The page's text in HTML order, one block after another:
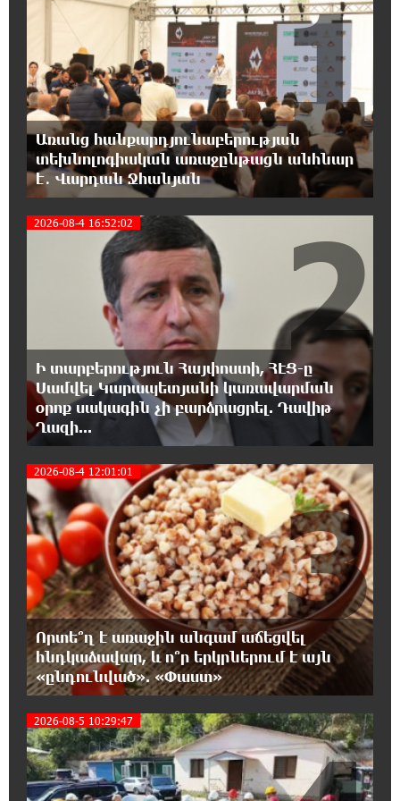
18:59:05 8-08-2026
Երևանի Կենտրոնում փոշու
պարունակությունը գրեթե ամբողջ շաբաթ
գերազանցել է թույլատրելի սահմանը
18:40:08 8-08-2026
Իրանը պատրաստ է բացել Հորմուզի
նեղուցը, եթե ԱՄՆ-ն ընդունի
հանրապետության պայմանները
18:21:30 8-08-2026
Երևանում անցկացվել է հաշմանդամություն
ունեցող անձանց միջազգային մարզական
18:02:58 8-08-2026
Դմիտրի Մեդվեդև. Արևմուտքի
քաղաքականությունը Հայաստանի
նկատմամբ կրկնում է վրացական սցենարը
17:36:59 8-08-2026
Հայաստանում լուրջ վտանգներ է
պարունակում. Ավետիք Չալաբյան
17:28:45 8-08-2026
«Հայաքվե»-ի հայտարարությունից հետո
WCC-ն արձագանքել է Հայ Եկեղեցու շուրջ
ստեղծված իրավիճակին
16:58:38 8-08-2026
«Շտապ հաստատեք քարտի տվյալները»․
IDBank-ը զգուշացնում է հյուրանոցների
ամրագրման հետ կապված զեղծարարությունների մասին
16:29:54 8-08-2026
Մհեր Անանյանն ընդգրկվել է Յունիբանկի
Վարչության կազմում
Առանց հանքարդյունաբերության
տեխնոլոգիական առաջընթացն անհնար
է․ Վարդան Ջհանյան
1
2026-08-4 16:52:02
Ի տարբերություն Հայփոստի, ՀԷՑ-ը
Սամվել Կարապետյանի կառավարման
օրոք սակագին չի բարձրացրել. Դավիթ
Ղազի...
2
2026-08-4 12:01:01
Որտե՞ղ է առաջին անգամ աճեցվել
հնդկաձավար, և ո՞ր երկրներում է այն
«ընդունված». «Փաստ»
3
2026-08-5 10:29:47